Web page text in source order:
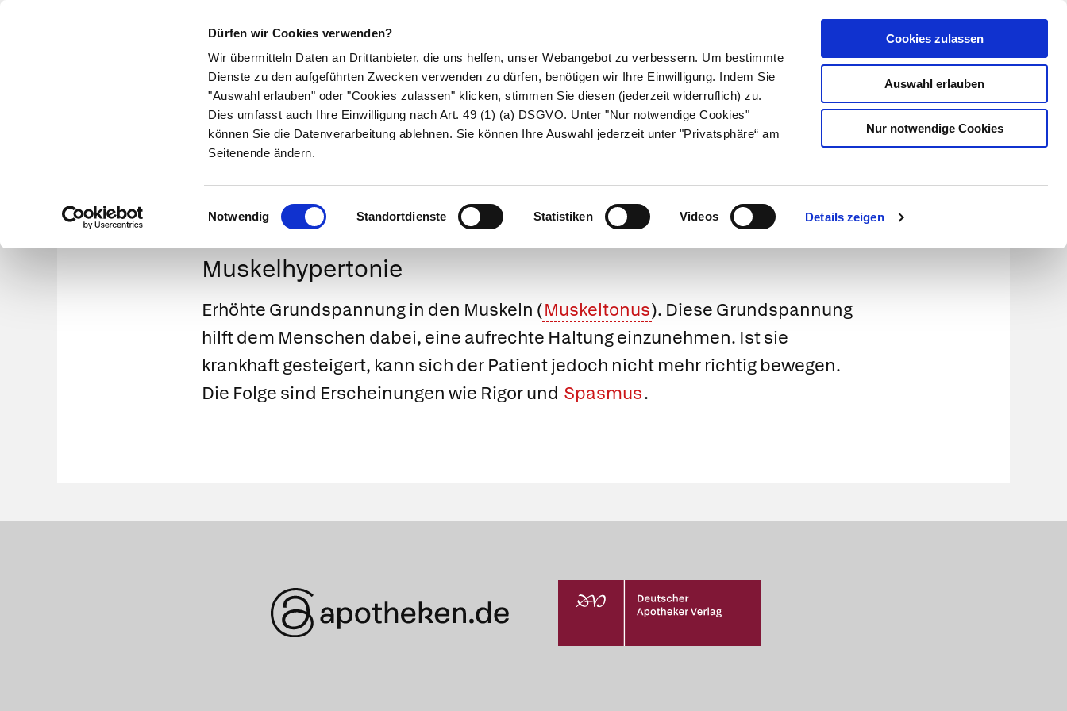
Dürfen wir Cookies verwenden?
Wir übermitteln Daten an Drittanbieter, die uns helfen, unser Webangebot zu verbessern. Um bestimmte
Dienste zu den aufgeführten Zwecken verwenden zu dürfen, benötigen wir Ihre Einwilligung. Indem Sie
"Auswahl erlauben" oder "Cookies zulassen" klicken, stimmen Sie diesen (jederzeit widerruflich) zu.
Dies umfasst auch Ihre Einwilligung nach Art. 49 (1) (a) DSGVO. Unter "Nur notwendige Cookies"
können Sie die Datenverarbeitung ablehnen. Sie können Ihre Auswahl jederzeit unter "Privatsphäre“ am
Seitenende ändern.
Einwilligungsauswahl
Notwendig Standortdienste Statistiken Videos Details zeigen
Cookies zulassen
Auswahl erlauben
Nur notwendige Cookies
Kundenlogin
Suche
Symptome Therapie Medikamente Naturheilkunde Eltern & Kind Gesund leben Über uns
Medizinlexikon
Muskelhypertonie
Erhöhte Grundspannung in den Muskeln (Muskeltonus). Diese Grundspannung
hilft dem Menschen dabei, eine aufrechte Haltung einzunehmen. Ist sie
krankhaft gesteigert, kann sich der Patient jedoch nicht mehr richtig bewegen.
Die Folge sind Erscheinungen wie Rigor und Spasmus.